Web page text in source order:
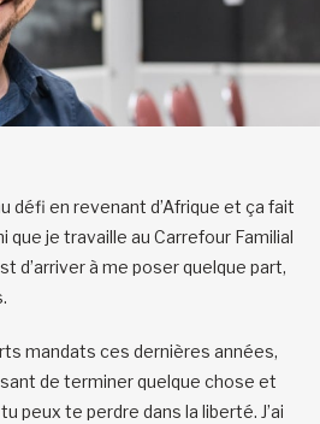
défi en revenant d’Afrique et ça fait
que je travaille au Carrefour Familial
d’arriver à me poser quelque part,
mandats ces dernières années,
de terminer quelque chose et
peux te perdre dans la liberté. J’ai